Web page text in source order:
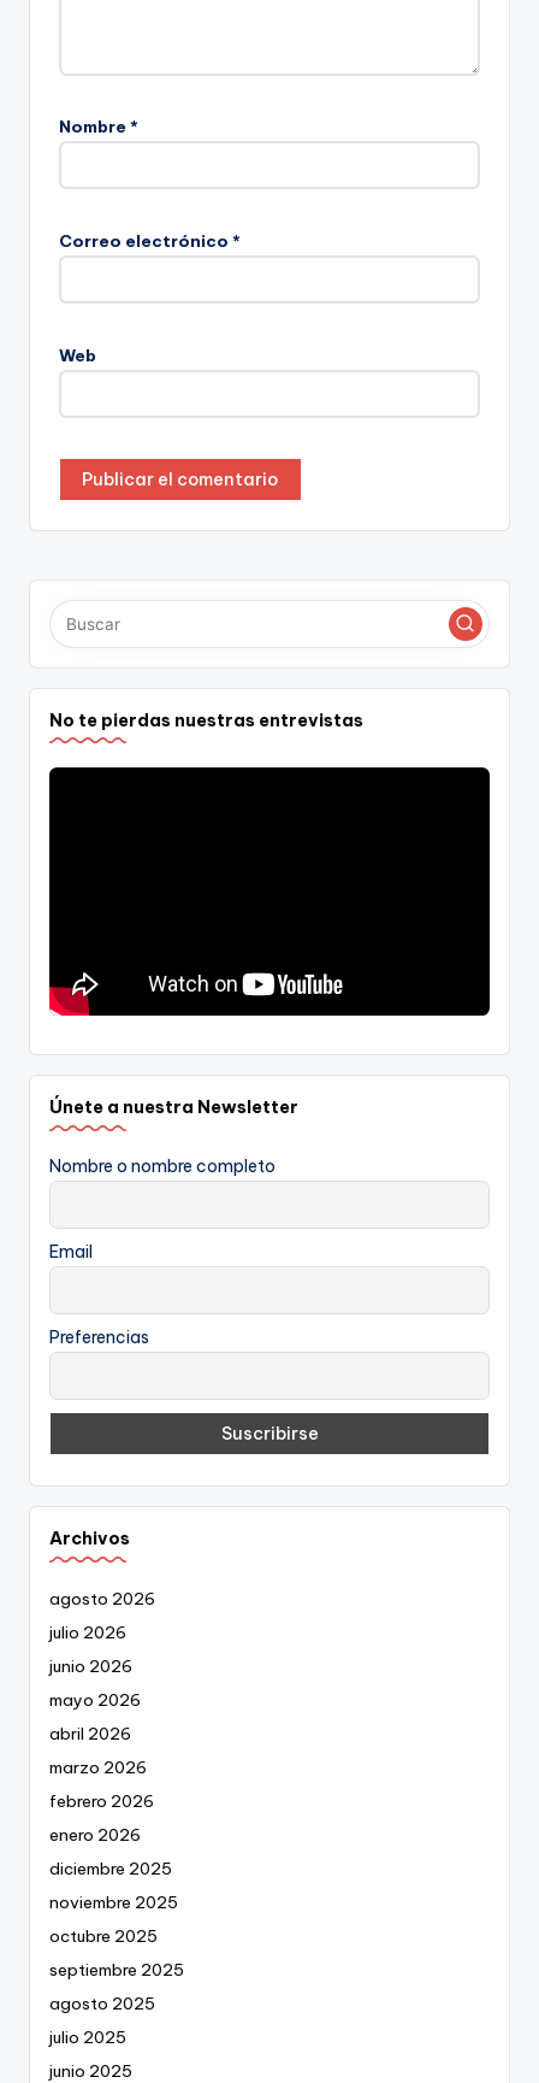
Nombre *
Correo electrónico *
Web
No te pierdas nuestras entrevistas
Únete a nuestra Newsletter
Nombre o nombre completo
Email
Preferencias
Archivos
agosto 2026
julio 2026
junio 2026
mayo 2026
abril 2026
marzo 2026
febrero 2026
enero 2026
diciembre 2025
noviembre 2025
octubre 2025
septiembre 2025
agosto 2025
julio 2025
junio 2025